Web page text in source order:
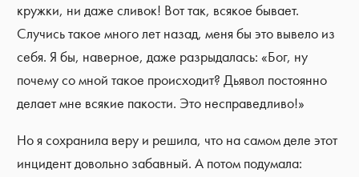
кружки, ни даже сливок! Вот так, всякое бывает.
Случись такое много лет назад, меня бы это вывело из
себя. Я бы, наверное, даже разрыдалась: «Бог, ну
почему со мной такое происходит? Дьявол постоянно
делает мне всякие пакости. Это несправедливо!»
Но я сохранила веру и решила, что на самом деле этот
инцидент довольно забавный. А потом подумала: